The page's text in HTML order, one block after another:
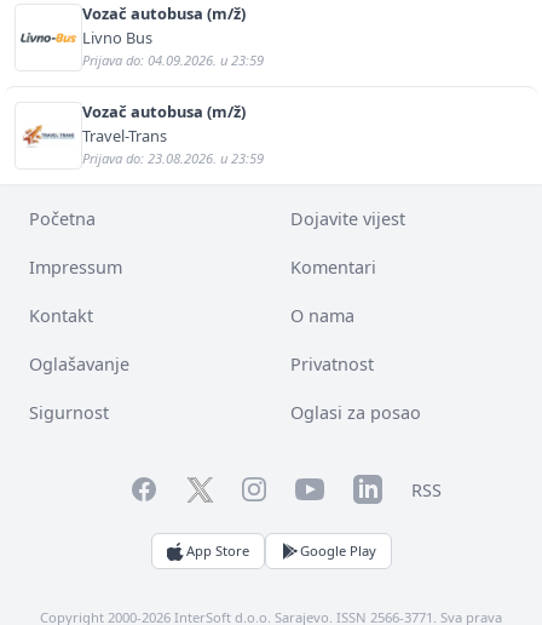
Vozač autobusa (m/ž)
Livno Bus
Prijava do: 04.09.2026. u 23:59
Vozač autobusa (m/ž)
Travel-Trans
Prijava do: 23.08.2026. u 23:59
Početna Dojavite vijest
Impressum Komentari
Kontakt O nama
Oglašavanje Privatnost
Sigurnost Oglasi za posao
FacebookTwitterInstagramYouTubeLinkedInRSS
App Store Google Play
Copyright 2000-2026 InterSoft d.o.o. Sarajevo. ISSN 2566-3771. Sva prava